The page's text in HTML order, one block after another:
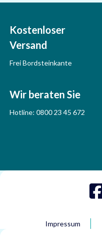
Kostenloser
Versand
Frei Bordsteinkante
Wir beraten Sie
Hotline: 0800 23 45 672
Impressum